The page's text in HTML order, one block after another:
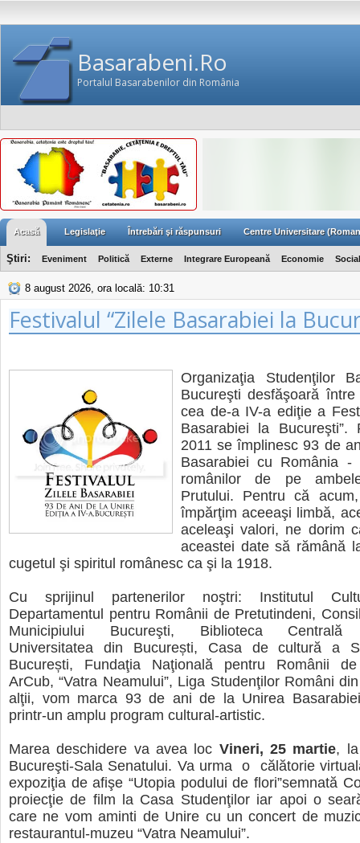
Basarabeni.Ro
Portalul Basarabenilor din România
Acasă Legislaţie Întrebări şi răspunsuri Centre Universitare
Ştiri: Eveniment Politică Externe Integrare Europeană Economie Social
8 august 2026, ora locală: 10:31
Festivalul “Zilele Basarabiei la
Organizaţia Studenţilor
Bucureşti desfăşoară
cea de-a IV-a ediţie a
Basarabiei la Bucureşti”.
2011 se împlinesc 93 de
Basarabiei cu România
românilor de pe
Prutului. Pentru că
împărţim aceeaşi limbă,
aceleaşi valori, ne dorim
aceastei date să rămână
cugetul şi spiritul românesc ca şi la 1918.
Cu sprijinul partenerilor noştri: Institutul
Departamentul pentru Românii de Pretutindeni,
Municipiului Bucureşti, Biblioteca Centrală
Universitatea din București, Casa de cultură a
București, Fundaţia Naţională pentru Românii de
ArCub, “Vatra Neamului”, Liga Studenţilor Români
alţii, vom marca 93 de ani de la Unirea
printr-un amplu program cultural-artistic.
Marea deschidere va avea loc Vineri, 25 martie, la
Bucureşti-Sala Senatului. Va urma o călătorie
expoziţia de afişe “Utopia podului de flori”semnată
proiecţie de film la Casa Studenţilor iar apoi o
care ne vom aminti de Unire cu un concert de
restaurantul-muzeu “Vatra Neamului”.